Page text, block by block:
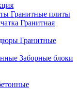
Гранитные плиты
Гранитная
Гранитные
Заборные блоки